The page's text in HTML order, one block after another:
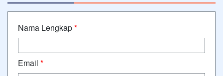
Nama Lengkap*
Email *